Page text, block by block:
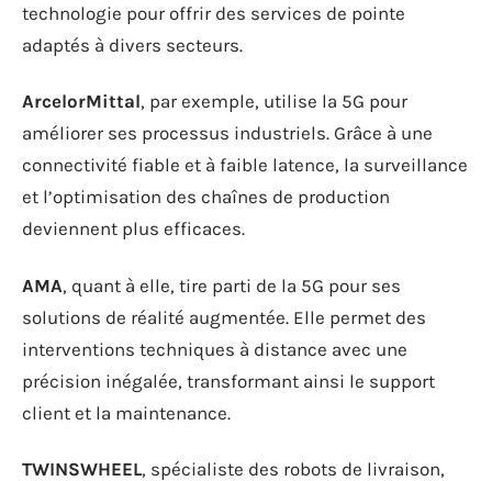
technologie pour offrir des services de pointe
adaptés à divers secteurs.
ArcelorMittal, par exemple, utilise la 5G pour
améliorer ses processus industriels. Grâce à une
connectivité fiable et à faible latence, la surveillance
et l’optimisation des chaînes de production
deviennent plus efficaces.
AMA, quant à elle, tire parti de la 5G pour ses
solutions de réalité augmentée. Elle permet des
interventions techniques à distance avec une
précision inégalée, transformant ainsi le support
client et la maintenance.
TWINSWHEEL, spécialiste des robots de livraison,